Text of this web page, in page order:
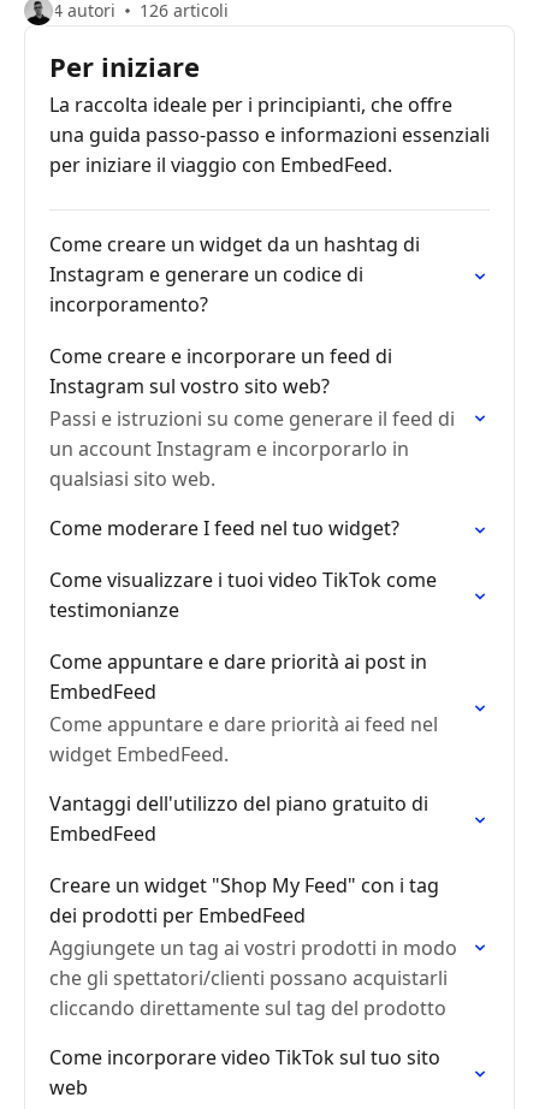
4 autori 126 articoli
Per iniziare
La raccolta ideale per i principianti, che offre
una guida passo-passo e informazioni essenziali
per iniziare il viaggio con EmbedFeed.
Come creare un widget da un hashtag di
Instagram e generare un codice di
incorporamento?
Come creare e incorporare un feed di
Instagram sul vostro sito web?
Passi e istruzioni su come generare il feed di
un account Instagram e incorporarlo in
qualsiasi sito web.
Come moderare I feed nel tuo widget?
Come visualizzare i tuoi video TikTok come
testimonianze
Come appuntare e dare priorità ai post in
EmbedFeed
Come appuntare e dare priorità ai feed nel
widget EmbedFeed.
Vantaggi dell'utilizzo del piano gratuito di
EmbedFeed
Creare un widget "Shop My Feed" con i tag
dei prodotti per EmbedFeed
Aggiungete un tag ai vostri prodotti in modo
che gli spettatori/clienti possano acquistarli
cliccando direttamente sul tag del prodotto
Come incorporare video TikTok sul tuo sito
web